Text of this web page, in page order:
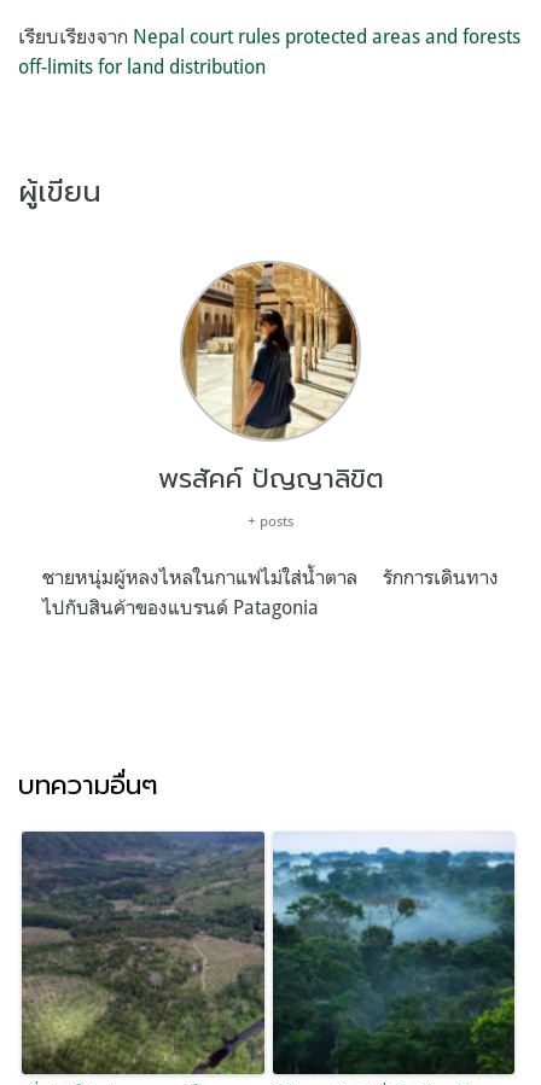
เรียบเรียงจาก Nepal court rules protected areas and forests
off-limits for land distribution
ผู้เขียน
พรสัคค์ ปัญญาลิขิต
+ posts
ชายหนุ่มผู้หลงไหลในกาแฟไม่ใส่น้ำตาล รักการเดินทาง
ไปกับสินค้าของแบรนด์ Patagonia
บทความอื่นๆ